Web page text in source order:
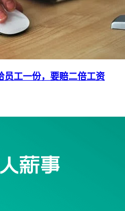
员工一份，要赔二倍工资